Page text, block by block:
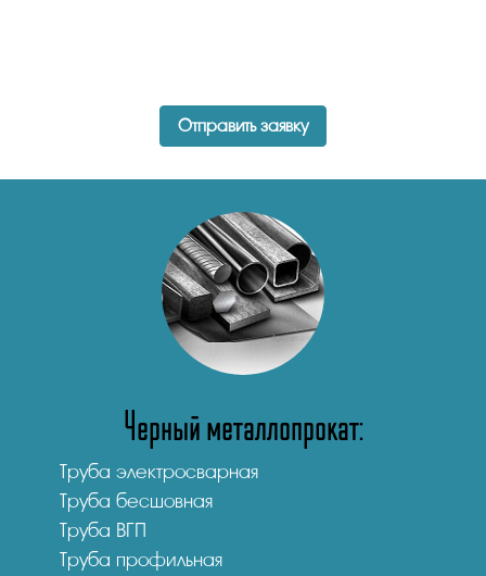
Отправить заявку
Черный металлопрокат:
Труба электросварная
Труба бесшовная
Труба ВГП
Труба профильная